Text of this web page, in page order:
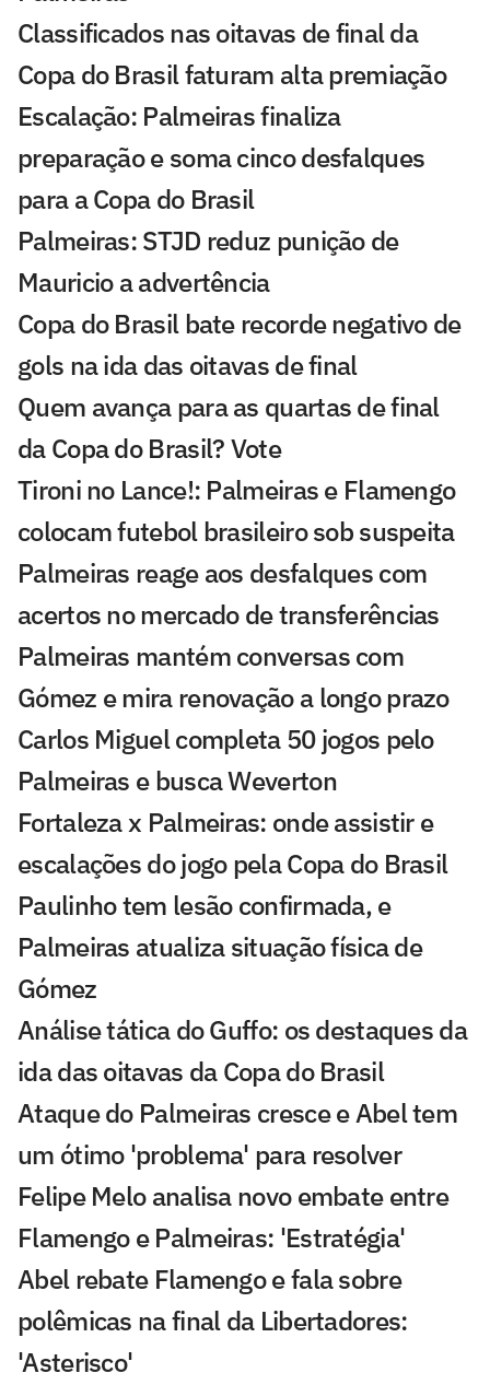
Classificados nas oitavas de final da
Copa do Brasil faturam alta premiação
Escalação: Palmeiras finaliza
preparação e soma cinco desfalques
para a Copa do Brasil
Palmeiras: STJD reduz punição de
Mauricio a advertência
Copa do Brasil bate recorde negativo de
gols na ida das oitavas de final
Quem avança para as quartas de final
da Copa do Brasil? Vote
Tironi no Lance!: Palmeiras e Flamengo
colocam futebol brasileiro sob suspeita
Palmeiras reage aos desfalques com
acertos no mercado de transferências
Palmeiras mantém conversas com
Gómez e mira renovação a longo prazo
Carlos Miguel completa 50 jogos pelo
Palmeiras e busca Weverton
Fortaleza x Palmeiras: onde assistir e
escalações do jogo pela Copa do Brasil
Paulinho tem lesão confirmada, e
Palmeiras atualiza situação física de
Gómez
Análise tática do Guffo: os destaques da
ida das oitavas da Copa do Brasil
Ataque do Palmeiras cresce e Abel tem
um ótimo 'problema' para resolver
Felipe Melo analisa novo embate entre
Flamengo e Palmeiras: 'Estratégia'
Abel rebate Flamengo e fala sobre
polêmicas na final da Libertadores:
'Asterisco'